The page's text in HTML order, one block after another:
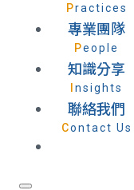
Practices
專業團隊
People
知識分享
Insights
聯絡我們
Contact Us